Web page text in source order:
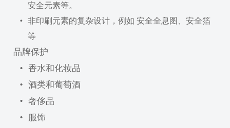
安全元素等。
非印刷元素的复杂设计，例如 安全全息图、安全箔
等
品牌保护
香水和化妆品
酒类和葡萄酒
奢侈品
服饰